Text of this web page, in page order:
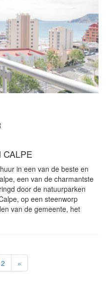
in een van de beste en
een van de charmantste
door de natuurparken
op een steenworp
van de gemeente, het
2 »